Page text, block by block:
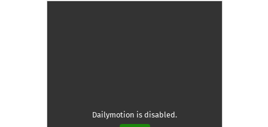
Dailymotion is disabled.